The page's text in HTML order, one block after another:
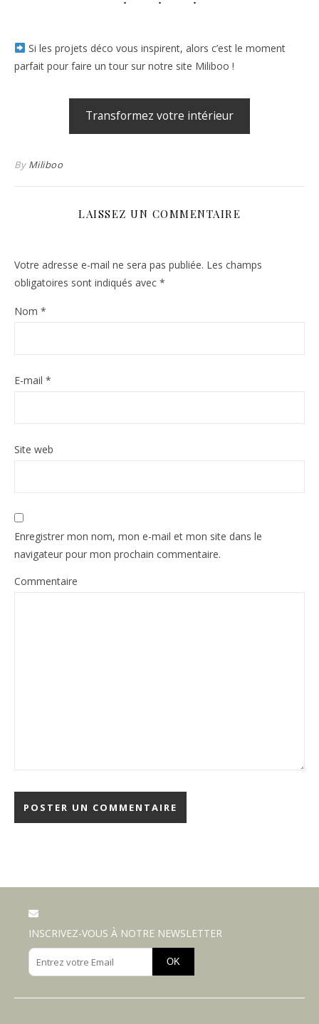
Si les projets déco vous inspirent, alors c’est le moment
parfait pour faire un tour sur notre site Miliboo !
Transformez votre intérieur
By Miliboo
LAISSEZ UN COMMENTAIRE
Votre adresse e-mail ne sera pas publiée. Les champs
obligatoires sont indiqués avec *
Nom *
E-mail *
Site web
Enregistrer mon nom, mon e-mail et mon site dans le
navigateur pour mon prochain commentaire.
Commentaire
INSCRIVEZ-VOUS À NOTRE NEWSLETTER
OK